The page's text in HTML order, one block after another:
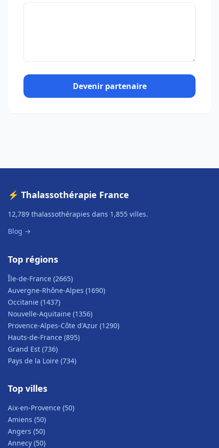
Devenir partenaire
⚡ Thalassothérapie France
12,789 thalassothérapies dans 1,855 villes.
Blog →
Top régions
Île-de-France (2665)
Auvergne-Rhône-Alpes (1690)
Occitanie (1437)
Nouvelle-Aquitaine (1356)
Provence-Alpes-Côte d'Azur (1290)
Hauts-de-France (895)
Grand Est (736)
Pays de la Loire (734)
Top villes
Aix-en-Provence (50)
Amiens (50)
Angers (50)
Annecy (50)